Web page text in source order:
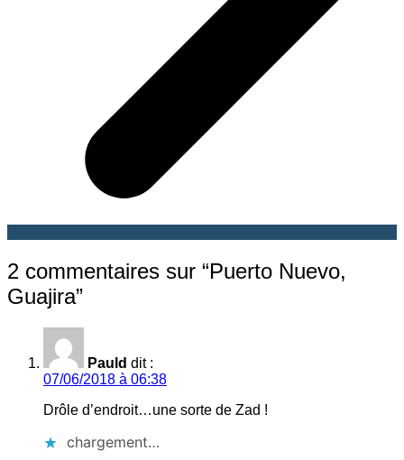
2 commentaires sur “Puerto Nuevo,
Guajira”
Pauld dit :
07/06/2018 à 06:38
Drôle d’endroit…une sorte de Zad !
chargement…